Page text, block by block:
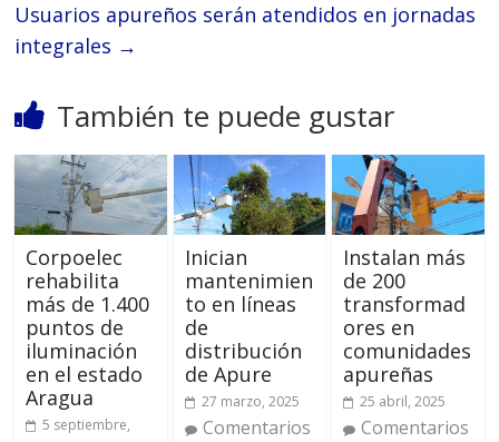
Usuarios apureños serán atendidos en jornadas
integrales →
También te puede gustar
Corpoelec
rehabilita
más de 1.400
puntos de
iluminación
en el estado
Aragua
5 septiembre,
Inician
mantenimien
to en líneas
de
distribución
de Apure
27 marzo, 2025
Comentarios
Instalan más
de 200
transformad
ores en
comunidades
apureñas
25 abril, 2025
Comentarios